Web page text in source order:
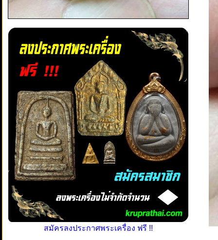
สมัครลงประกาศพระเครื่อง ฟรี !!